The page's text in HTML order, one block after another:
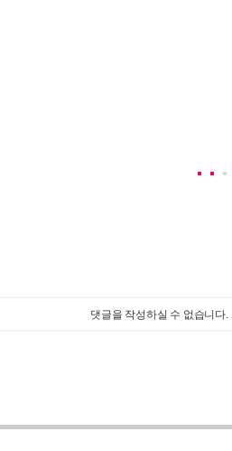
댓글을 작성하실 수 없습니다.